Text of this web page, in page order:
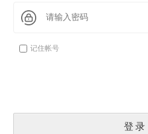
记住帐号
登录